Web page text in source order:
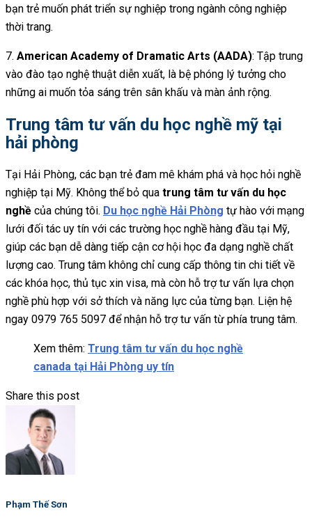
bạn trẻ muốn phát triển sự nghiệp trong ngành công nghiệp
thời trang.
7. American Academy of Dramatic Arts (AADA): Tập trung
vào đào tạo nghệ thuật diễn xuất, là bệ phóng lý tưởng cho
những ai muốn tỏa sáng trên sân khấu và màn ảnh rộng.
Trung tâm tư vấn du học nghề mỹ tại
hải phòng
Tại Hải Phòng, các bạn trẻ đam mê khám phá và học hỏi nghề
nghiệp tại Mỹ. Không thể bỏ qua trung tâm tư vấn du học
nghề của chúng tôi. Du học nghề Hải Phòng tự hào với mạng
lưới đối tác uy tín với các trường học nghề hàng đầu tại Mỹ,
giúp các bạn dễ dàng tiếp cận cơ hội học đa dạng nghề chất
lượng cao. Trung tâm không chỉ cung cấp thông tin chi tiết về
các khóa học, thủ tục xin visa, mà còn hỗ trợ tư vấn lựa chọn
nghề phù hợp với sở thích và năng lực của từng bạn. Liện hệ
ngay 0979 765 5097 để nhận hỗ trợ tư vấn từ phía trung tâm.
Xem thêm: Trung tâm tư vấn du học nghề
canada tại Hải Phòng uy tín
Share this post
Phạm Thế Sơn